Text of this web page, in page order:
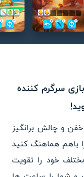
هم اکنون دانلود نسخه 2.19.00 بازی سرگرم کننده
و چالش برانگیز
باهم هماهنگ کنید
خود را تقویت